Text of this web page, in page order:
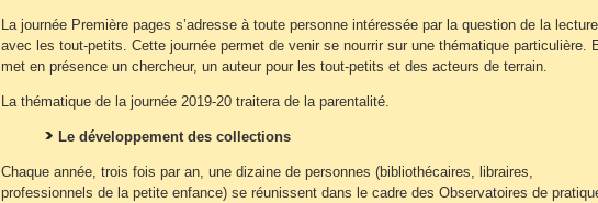
La journée Première pages s’adresse à toute personne intéressée par la question de la lecture
avec les tout-petits. Cette journée permet de venir se nourrir sur une thématique particulière.
met en présence un chercheur, un auteur pour les tout-petits et des acteurs de terrain.
La thématique de la journée 2019-20 traitera de la parentalité.
Le développement des collections
Chaque année, trois fois par an, une dizaine de personnes (bibliothécaires, libraires,
professionnels de la petite enfance) se réunissent dans le cadre des Observatoires de